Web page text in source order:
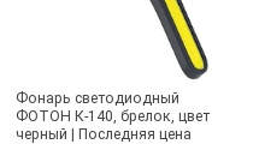
Фонарь светодиодный
ФОТОН К-140, брелок, цвет
черный | Последняя цена